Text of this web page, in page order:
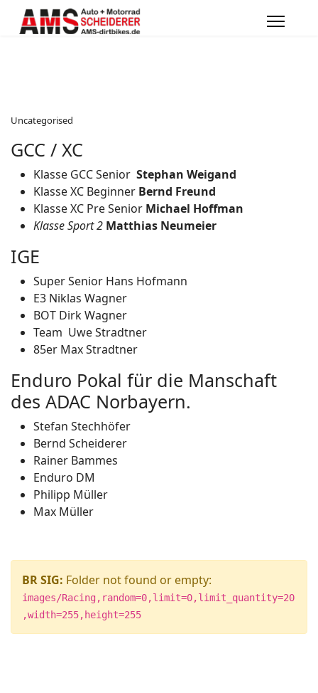
Uncategorised
GCC / XC
Klasse GCC Senior Stephan Weigand
Klasse XC Beginner Bernd Freund
Klasse XC Pre Senior Michael Hoffman
Klasse Sport 2 Matthias Neumeier
IGE
Super Senior Hans Hofmann
E3 Niklas Wagner
BOT Dirk Wagner
Team Uwe Stradtner
85er Max Stradtner
Enduro Pokal für die Manschaft
des ADAC Norbayern.
Stefan Stechhöfer
Bernd Scheiderer
Rainer Bammes
Enduro DM
Philipp Müller
Max Müller
BR SIG: Folder not found or empty:
images/Racing,random=0,limit=0,limit_quantity=20
,width=255,height=255